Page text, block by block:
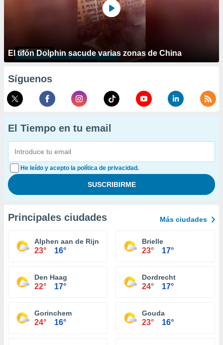
El tifón Dolphin sacude varias zonas de China
Síguenos
El Tiempo en tu email
He leído y acepto la política de privacidad.
Principales ciudades Más ciudades
Alphen aan de Rijn
23° 16°
Brielle
23° 17°
Den Haag
22° 17°
Dordrecht
24° 17°
Gorinchem
24° 16°
Gouda
23° 16°